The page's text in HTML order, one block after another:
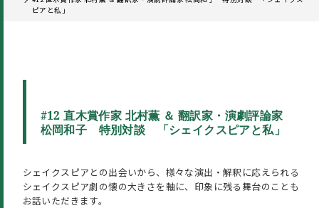
ピアと私」
#12 直木賞作家 北村薫 ＆ 翻訳家・演劇評論家
松岡和子 特別対談 「シェイクスピアと私」
シェイクスピアとの出会いから、様々な演出・解釈に応えられる
シェイクスピア劇の懐の大きさを軸に、印象に残る舞台のことも
お話いただきます。